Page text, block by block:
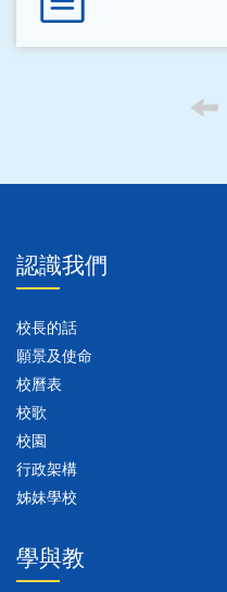
認識我們
校長的話
願景及使命
校曆表
校歌
校園
行政架構
姊妹學校
學與教